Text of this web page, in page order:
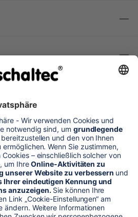
Mehrwertsteuer und Versandkosten